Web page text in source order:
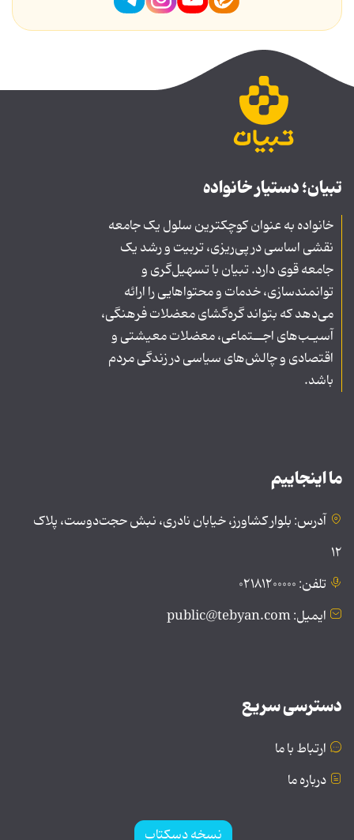
تبیان؛ دستیار خانواده
خانواده به عنوان کوچکترین سلول یک جامعه
نقشی اساسی در پی‌ریزی، تربیت و رشد یک
جامعه قوی دارد. تبیان با تسهیل‌گری و
توانمندسازی، خدمات و محتواهایی را ارائه
می‌دهد که بتواند گره‌گشای معضلات فرهنگی،
آسیـب‌های اجــتماعی، معضلات معیشتی و
اقتصادی و چالش‌های سیاسی در زندگی مردم
باشد.
ما اینجاییم
آدرس: بلوار کشاورز، خیابان نادری، نبش حجت‌دوست، پلاک
۱۲
تلفن: ۰۲۱۸۱۲۰۰۰۰۰
ایمیل: public@tebyan.com
دسترسی سریع
ارتباط با ما
درباره ما
نسخه دسکتاپ